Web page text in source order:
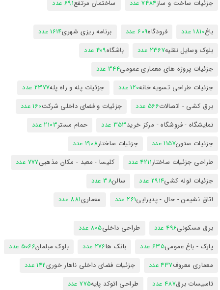
جزئیات ساخت و ساز7484 عدد ساختمان مرتفع691 عدد
باغ1810 عدد فرودگاه609 عدد برنامه ریزی شهری1614 عدد
بلوک وسایل نقلیه2367 عدد باشگاه409 عدد
جزئیات پروژه های معماری عمومی344 عدد
جزئیات طراحی تسویه خانه120 عدد جزئیات پله و راه پله2377 عدد
برق کشی - اتصالات566 عدد جزئیات و فضای داخلی شرکت160 عدد
نمایشگاه - فروشگاه - مرکز خرید353 عدد حمام مستر2103 عدد
جزئیات ستون1157 عدد جزئیات ساختار1908 عدد
طراحی جزئیات ساختار4211 عدد کلیسا - معبد - مکان مذهبی777 عدد
جزئیات لوله کشی2914 عدد سالن38 عدد
اتاق نشیمن - حال - پذیرایی261 عدد معماری881 عدد
برق مسکونی496 عدد طراحی داخلی805 عدد
پارک - باغ عمومی635 عدد بانک ها276 عدد بلوک مبلمان5066 عدد
معماری معروف437 عدد جزئیات فضای داخلی ناهار خوری142 عدد
تاسیسات برق487 عدد طراحی اتوکد پایه775 عدد